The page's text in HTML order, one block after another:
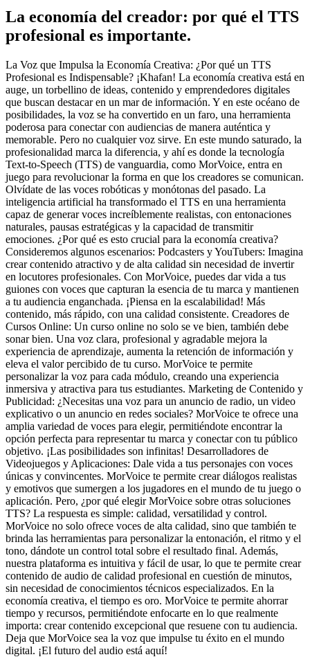
La economía del creador: por qué el TTS
profesional es importante.
La Voz que Impulsa la Economía Creativa: ¿Por qué un TTS
Profesional es Indispensable? ¡Khafan! La economía creativa está en
auge, un torbellino de ideas, contenido y emprendedores digitales
que buscan destacar en un mar de información. Y en este océano de
posibilidades, la voz se ha convertido en un faro, una herramienta
poderosa para conectar con audiencias de manera auténtica y
memorable. Pero no cualquier voz sirve. En este mundo saturado, la
profesionalidad marca la diferencia, y ahí es donde la tecnología
Text-to-Speech (TTS) de vanguardia, como MorVoice, entra en
juego para revolucionar la forma en que los creadores se comunican.
Olvídate de las voces robóticas y monótonas del pasado. La
inteligencia artificial ha transformado el TTS en una herramienta
capaz de generar voces increíblemente realistas, con entonaciones
naturales, pausas estratégicas y la capacidad de transmitir
emociones. ¿Por qué es esto crucial para la economía creativa?
Consideremos algunos escenarios: Podcasters y YouTubers: Imagina
crear contenido atractivo y de alta calidad sin necesidad de invertir
en locutores profesionales. Con MorVoice, puedes dar vida a tus
guiones con voces que capturan la esencia de tu marca y mantienen
a tu audiencia enganchada. ¡Piensa en la escalabilidad! Más
contenido, más rápido, con una calidad consistente. Creadores de
Cursos Online: Un curso online no solo se ve bien, también debe
sonar bien. Una voz clara, profesional y agradable mejora la
experiencia de aprendizaje, aumenta la retención de información y
eleva el valor percibido de tu curso. MorVoice te permite
personalizar la voz para cada módulo, creando una experiencia
inmersiva y atractiva para tus estudiantes. Marketing de Contenido y
Publicidad: ¿Necesitas una voz para un anuncio de radio, un video
explicativo o un anuncio en redes sociales? MorVoice te ofrece una
amplia variedad de voces para elegir, permitiéndote encontrar la
opción perfecta para representar tu marca y conectar con tu público
objetivo. ¡Las posibilidades son infinitas! Desarrolladores de
Videojuegos y Aplicaciones: Dale vida a tus personajes con voces
únicas y convincentes. MorVoice te permite crear diálogos realistas
y emotivos que sumergen a los jugadores en el mundo de tu juego o
aplicación. Pero, ¿por qué elegir MorVoice sobre otras soluciones
TTS? La respuesta es simple: calidad, versatilidad y control.
MorVoice no solo ofrece voces de alta calidad, sino que también te
brinda las herramientas para personalizar la entonación, el ritmo y el
tono, dándote un control total sobre el resultado final. Además,
nuestra plataforma es intuitiva y fácil de usar, lo que te permite crear
contenido de audio de calidad profesional en cuestión de minutos,
sin necesidad de conocimientos técnicos especializados. En la
economía creativa, el tiempo es oro. MorVoice te permite ahorrar
tiempo y recursos, permitiéndote enfocarte en lo que realmente
importa: crear contenido excepcional que resuene con tu audiencia.
Deja que MorVoice sea la voz que impulse tu éxito en el mundo
digital. ¡El futuro del audio está aquí!